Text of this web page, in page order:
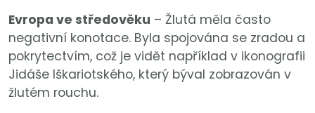
Evropa ve středověku – Žlutá měla často
negativní konotace. Byla spojována se zradou a
pokrytectvím, což je vidět například v ikonografii
Jidáše Iškariotského, který býval zobrazován v
žlutém rouchu.